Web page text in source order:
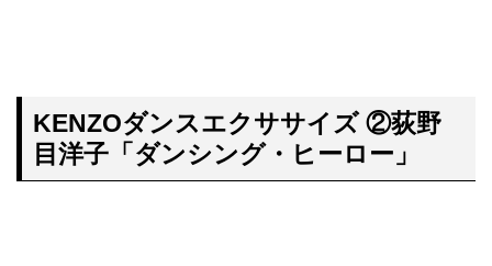
KENZOダンスエクササイズ②荻野
目洋子「ダンシング・ヒーロー」